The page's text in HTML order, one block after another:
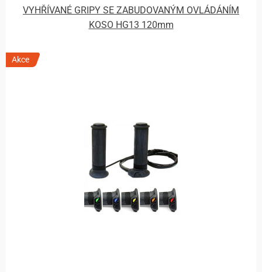
VYHŘÍVANÉ GRIPY SE ZABUDOVANÝM OVLÁDÁNÍM
KOSO HG13 120mm
Akce